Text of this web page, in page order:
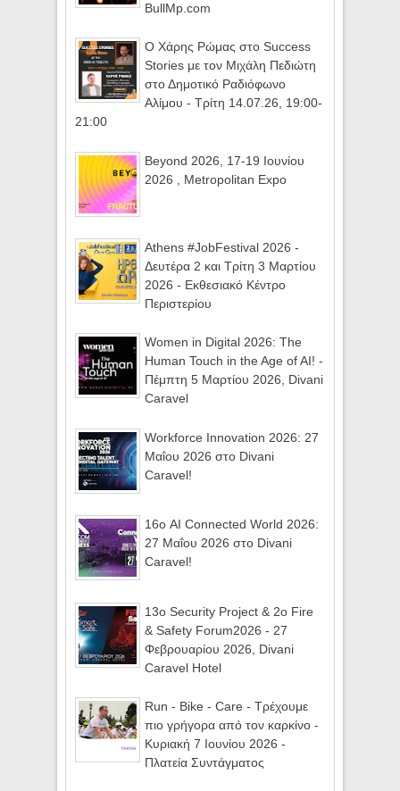
BullMp.com
Ο Χάρης Ρώμας στο Success
Stories με τον Μιχάλη Πεδιώτη
στο Δημοτικό Ραδιόφωνο
Αλίμου - Τρίτη 14.07.26, 19:00-
21:00
Beyond 2026, 17-19 Ιουνίου
2026 , Metropolitan Expo
Athens #JobFestival 2026 -
Δευτέρα 2 και Τρίτη 3 Μαρτίου
2026 - Εκθεσιακό Κέντρο
Περιστερίου
Women in Digital 2026: The
Human Touch in the Age of AI! -
Πέμπτη 5 Μαρτίου 2026, Divani
Caravel
Workforce Innovation 2026: 27
Μαΐου 2026 στο Divani
Caravel!
16ο AI Connected World 2026:
27 Μαΐου 2026 στο Divani
Caravel!
13ο Security Project & 2ο Fire
& Safety Forum2026 - 27
Φεβρουαρίου 2026, Divani
Caravel Hotel
Run - Bike - Care - Τρέχουμε
πιο γρήγορα από τον καρκίνο -
Κυριακή 7 Ιουνίου 2026 -
Πλατεία Συντάγματος